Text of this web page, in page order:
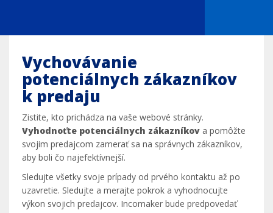
Vychovávanie
potenciálnych zákazníkov
k predaju
Zistite, kto prichádza na vaše webové stránky.
Vyhodnoťte potenciálnych zákazníkova pomôžte
svojim predajcom zamerať sa na správnych zákazníkov,
aby boli čo najefektívnejší.
Sledujte všetky svoje prípady od prvého kontaktu až po
uzavretie. Sledujte a merajte pokrok a vyhodnocujte
výkon svojich predajcov. Incomaker bude predpovedať